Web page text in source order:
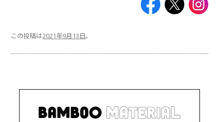
この投稿は2021年9月13日。